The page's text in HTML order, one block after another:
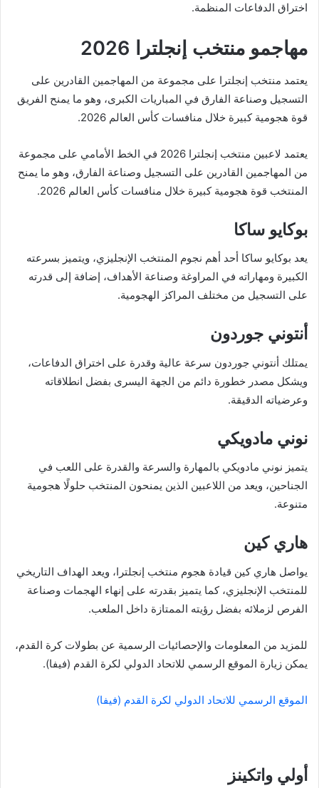
اختراق الدفاعات المنظمة.
مهاجمو منتخب إنجلترا 2026
يعتمد منتخب إنجلترا على مجموعة من المهاجمين القادرين على
التسجيل وصناعة الفارق في المباريات الكبرى، وهو ما يمنح الفريق
قوة هجومية كبيرة خلال منافسات كأس العالم 2026.
يعتمد لاعبين منتخب إنجلترا 2026 في الخط الأمامي على مجموعة
من المهاجمين القادرين على التسجيل وصناعة الفارق، وهو ما يمنح
المنتخب قوة هجومية كبيرة خلال منافسات كأس العالم 2026.
بوكايو ساكا
يعد بوكايو ساكا أحد أهم نجوم المنتخب الإنجليزي، ويتميز بسرعته
الكبيرة ومهاراته في المراوغة وصناعة الأهداف، إضافة إلى قدرته
على التسجيل من مختلف المراكز الهجومية.
أنتوني جوردون
يمتلك أنتوني جوردون سرعة عالية وقدرة على اختراق الدفاعات،
ويشكل مصدر خطورة دائم من الجهة اليسرى بفضل انطلاقاته
وعرضياته الدقيقة.
نوني مادويكي
يتميز نوني مادويكي بالمهارة والسرعة والقدرة على اللعب في
الجناحين، ويعد من اللاعبين الذين يمنحون المنتخب حلولًا هجومية
متنوعة.
هاري كين
يواصل هاري كين قيادة هجوم منتخب إنجلترا، ويعد الهداف التاريخي
للمنتخب الإنجليزي، كما يتميز بقدرته على إنهاء الهجمات وصناعة
الفرص لزملائه بفضل رؤيته الممتازة داخل الملعب.
للمزيد من المعلومات والإحصائيات الرسمية عن بطولات كرة القدم،
يمكن زيارة الموقع الرسمي للاتحاد الدولي لكرة القدم (فيفا).
الموقع الرسمي للاتحاد الدولي لكرة القدم (فيفا)
أولي واتكينز